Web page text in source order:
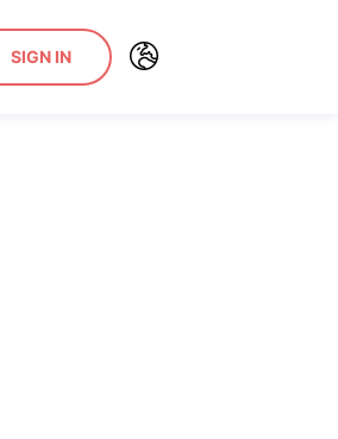
SIGN IN